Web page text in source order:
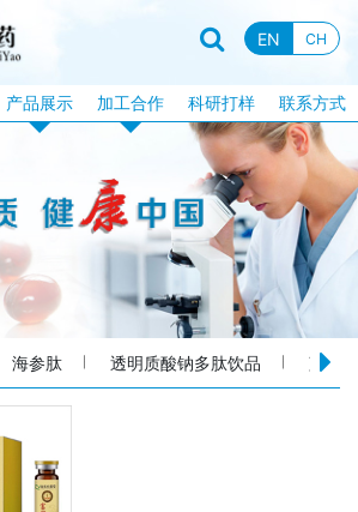
EN CH
产品展示
恒康产品
液饮产品
露酒系列
丸剂系列
化妆品系列
加工合作
片剂加工
固体饮料加工
软胶囊加工
包衣片加工
口服液体加工
科研打样 联系方式
海参肽 透明质酸钠多肽饮品 蓝莓